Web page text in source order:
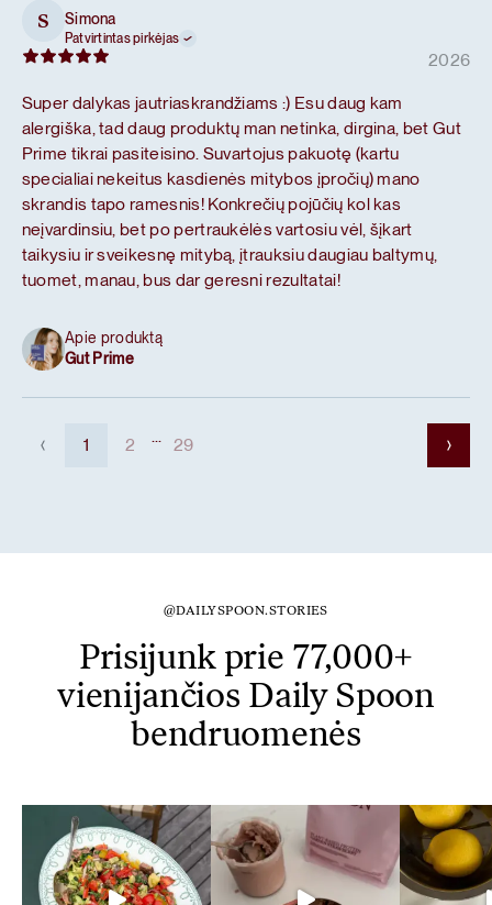
S Simona
Patvirtintas pirkėjas
2026
Super dalykas jautriaskrandžiams :) Esu daug kam
alergiška, tad daug produktų man netinka, dirgina, bet Gut
Prime tikrai pasiteisino. Suvartojus pakuotę (kartu
specialiai nekeitus kasdienės mitybos įpročių) mano
skrandis tapo ramesnis! Konkrečių pojūčių kol kas
neįvardinsiu, bet po pertraukėlės vartosiu vėl, šįkart
taikysiu ir sveikesnę mitybą, įtrauksiu daugiau baltymų,
tuomet, manau, bus dar geresni rezultatai!
Apie produktą
Gut Prime
1 2 ... 29
@DAILYSPOON.STORIES
Prisijunk prie 77,000+
vienijančios Daily Spoon
bendruomenės